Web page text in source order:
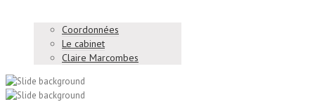
Coordonnées
Le cabinet
Claire Marcombes